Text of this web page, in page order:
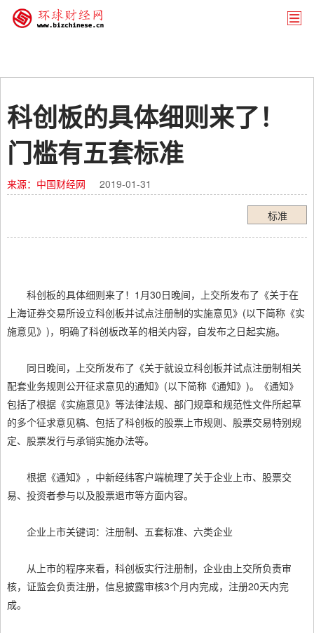
科创板的具体细则来了！
门槛有五套标准
来源：中国财经网 2019-01-31
标准
科创板的具体细则来了！1月30日晚间，上交所发布了《关于在
上海证券交易所设立科创板并试点注册制的实施意见》(以下简称《实
施意见》)，明确了科创板改革的相关内容，自发布之日起实施。
同日晚间，上交所发布了《关于就设立科创板并试点注册制相关
配套业务规则公开征求意见的通知》(以下简称《通知》)。《通知》
包括了根据《实施意见》等法律法规、部门规章和规范性文件所起草
的多个征求意见稿、包括了科创板的股票上市规则、股票交易特别规
定、股票发行与承销实施办法等。
根据《通知》，中新经纬客户端梳理了关于企业上市、股票交
易、投资者参与以及股票退市等方面内容。
企业上市关键词：注册制、五套标准、六类企业
从上市的程序来看，科创板实行注册制，企业由上交所负责审
核，证监会负责注册，信息披露审核3个月内完成，注册20天内完
成。